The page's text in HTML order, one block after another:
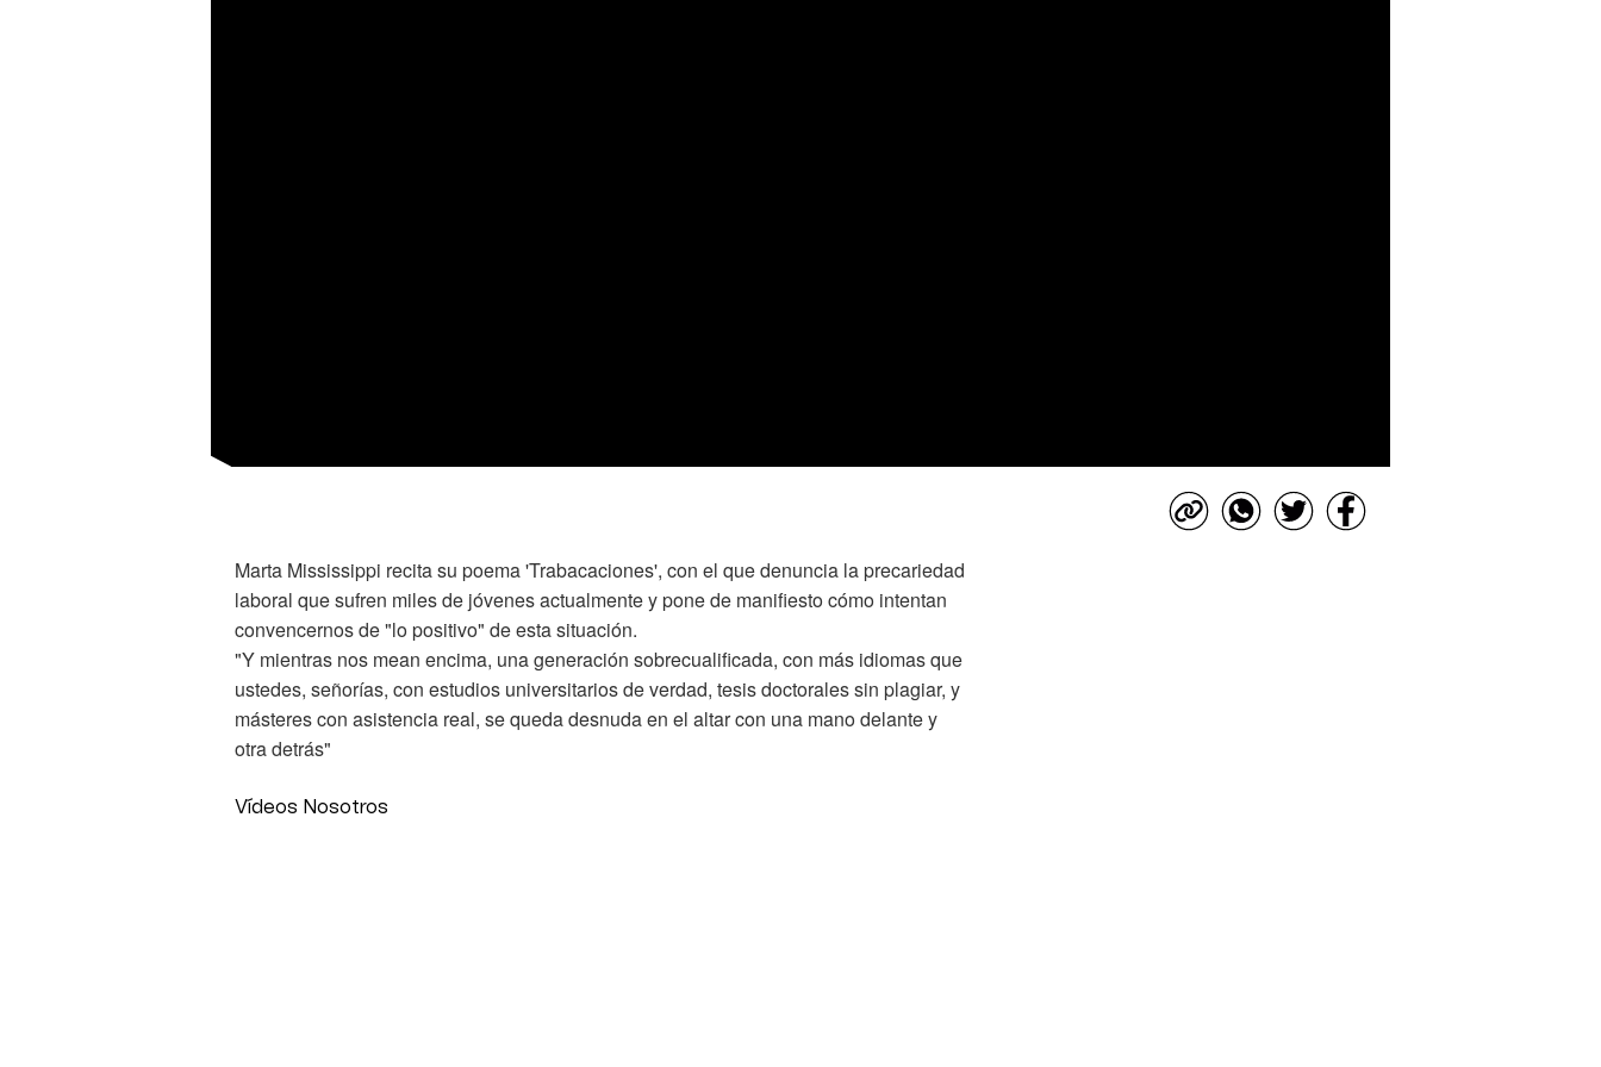
Marta Mississippi recita su poema 'Trabacaciones', con el que denuncia la precariedad
laboral que sufren miles de jóvenes actualmente y pone de manifiesto cómo intentan
convencernos de "lo positivo" de esta situación.
"Y mientras nos mean encima, una generación sobrecualificada, con más idiomas que
ustedes, señorías, con estudios universitarios de verdad, tesis doctorales sin plagiar, y
másteres con asistencia real, se queda desnuda en el altar con una mano delante y
otra detrás"
Vídeos Nosotros